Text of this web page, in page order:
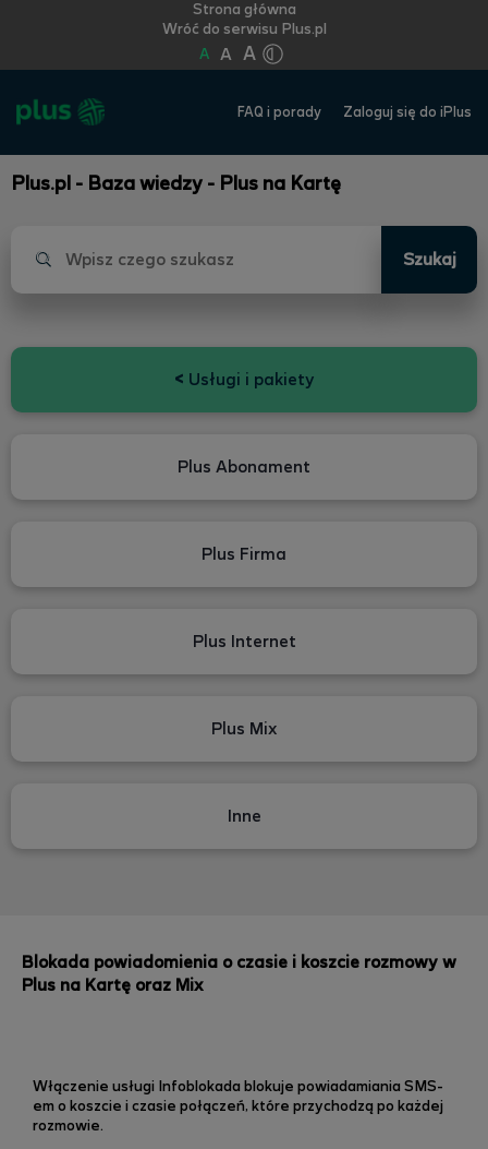
Strona główna
Wróć do serwisu Plus.pl
A A A
FAQ i porady Zaloguj się do iPlus
Plus.pl - Baza wiedzy - Plus na Kartę
Szukaj
< Usługi i pakiety
Plus Abonament
Plus Firma
Plus Internet
Plus Mix
Inne
Blokada powiadomienia o czasie i koszcie rozmowy w
Plus na Kartę oraz Mix
Włączenie usługi Infoblokada blokuje powiadamiania SMS-
em o koszcie i czasie połączeń, które przychodzą po każdej
rozmowie.